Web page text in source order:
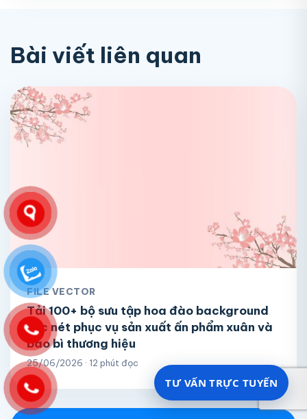
Bài viết liên quan
FILE VECTOR
Tải 100+ bộ sưu tập hoa đào background
sắc nét phục vụ sản xuất ấn phẩm xuân và
bao bì thương hiệu
25/06/2026 · 12 phút đọc
TƯ VẤN TRỰC TUYẾN